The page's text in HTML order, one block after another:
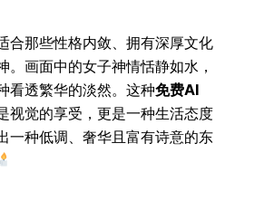
合那些性格内敛、拥有深厚文化
。画面中的女子神情恬静如水，
看透繁华的淡然。这种免费AI
视觉的享受，更是一种生活态度
一种低调、奢华且富有诗意的东